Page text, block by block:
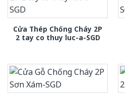
Cửa Thép Chống Cháy 2P
2 tay co thuy luc-a-SGD